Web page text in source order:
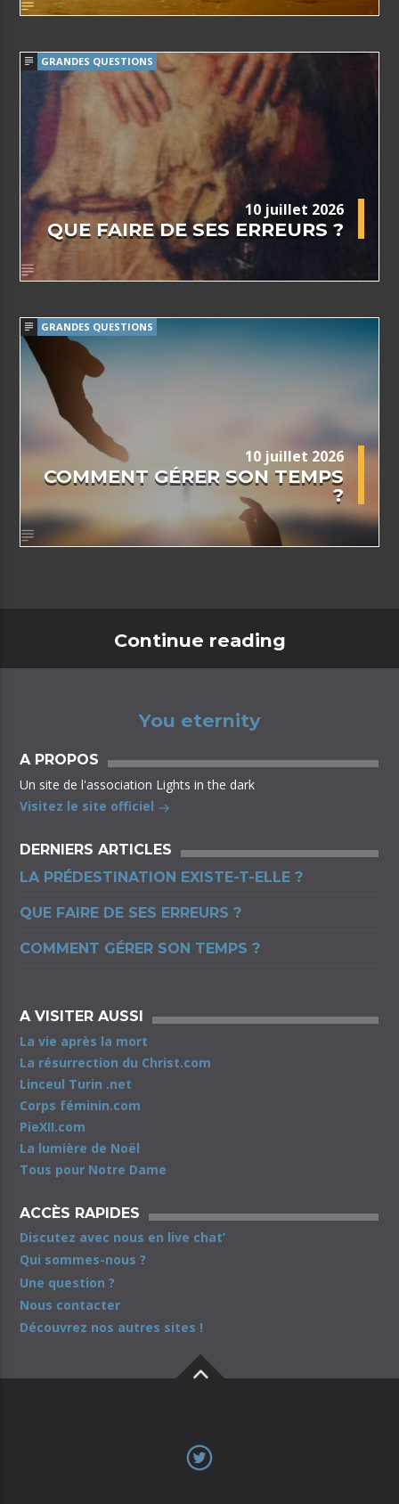
GRANDES QUESTIONS
10 juillet 2026
QUE FAIRE DE SES ERREURS ?
GRANDES QUESTIONS
10 juillet 2026
COMMENT GÉRER SON TEMPS
?
Continue reading
You eternity
A PROPOS
Un site de l'association Lights in the dark
Visitez le site officiel
DERNIERS ARTICLES
LA PRÉDESTINATION EXISTE-T-ELLE ?
QUE FAIRE DE SES ERREURS ?
COMMENT GÉRER SON TEMPS ?
A VISITER AUSSI
La vie après la mort
La résurrection du Christ.com
Linceul Turin .net
Corps féminin.com
PieXII.com
La lumière de Noël
Tous pour Notre Dame
ACCÈS RAPIDES
Discutez avec nous en live chat’
Qui sommes-nous ?
Une question ?
Nous contacter
Découvrez nos autres sites !